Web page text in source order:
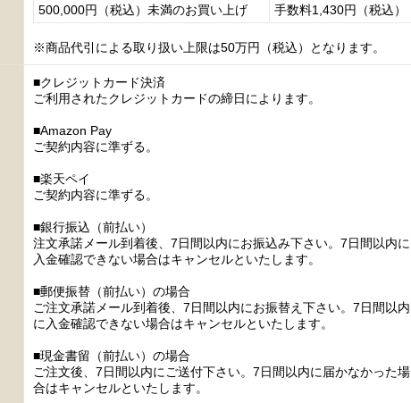
500,000円（税込）未満のお買い上げ
手数料1,430円（税込）
※商品代引による取り扱い上限は50万円（税込）となります。
■クレジットカード決済
ご利用されたクレジットカードの締日によります。
■Amazon Pay
ご契約内容に準ずる。
■楽天ペイ
ご契約内容に準ずる。
■銀行振込（前払い）
注文承諾メール到着後、7日間以内にお振込み下さい。7日間以内に
入金確認できない場合はキャンセルといたします。
■郵便振替（前払い）の場合
ご注文承諾メール到着後、7日間以内にお振替え下さい。7日間以内
に入金確認できない場合はキャンセルといたします。
■現金書留（前払い）の場合
ご注文後、7日間以内にご送付下さい。7日間以内に届かなかった場
合はキャンセルといたします。